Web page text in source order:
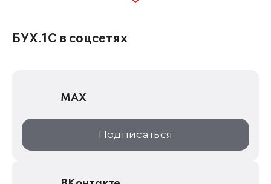
1С:Консалтинг
1С:Дистрибьюция
1С:Образование
ИТС.1C.ru
БУХ.1С в соцсетях
MAX
Подписаться